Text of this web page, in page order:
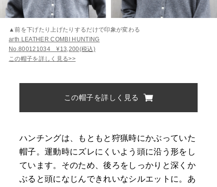
▲前を下げたり上げたりするだけで印象が変わる
arth LEATHER COMBI HUNTING
No.800121034 ¥13,200(税込)
この帽子を詳しく見る>>
この帽子を詳しく見る
ハンチングは、もともと狩猟時にかぶっていた
帽子。運動時にズレにくいよう頭に沿う形をし
ています。そのため、後ろをしっかりと深くか
ぶると頭になじんできれいなシルエットに。あ